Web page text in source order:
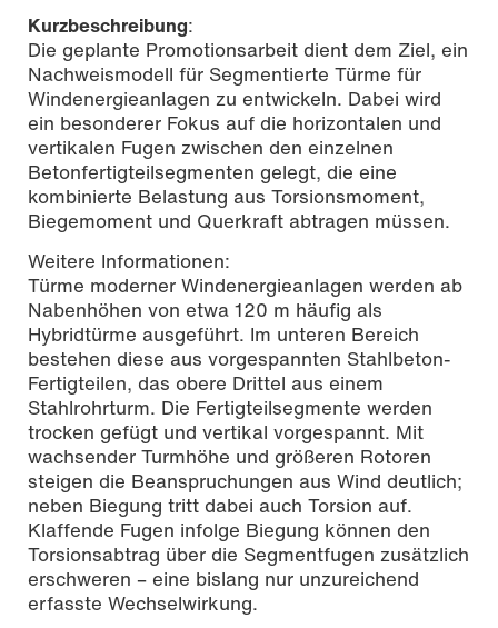
Kurzbeschreibung:
Die geplante Promotionsarbeit dient dem Ziel, ein
Nachweismodell für Segmentierte Türme für
Windenergieanlagen zu entwickeln. Dabei wird
ein besonderer Fokus auf die horizontalen und
vertikalen Fugen zwischen den einzelnen
Betonfertigteilsegmenten gelegt, die eine
kombinierte Belastung aus Torsionsmoment,
Biegemoment und Querkraft abtragen müssen.
Weitere Informationen:
Türme moderner Windenergieanlagen werden ab
Nabenhöhen von etwa 120 m häufig als
Hybridtürme ausgeführt. Im unteren Bereich
bestehen diese aus vorgespannten Stahlbeton-
Fertigteilen, das obere Drittel aus einem
Stahlrohrturm. Die Fertigteilsegmente werden
trocken gefügt und vertikal vorgespannt. Mit
wachsender Turmhöhe und größeren Rotoren
steigen die Beanspruchungen aus Wind deutlich;
neben Biegung tritt dabei auch Torsion auf.
Klaffende Fugen infolge Biegung können den
Torsionsabtrag über die Segmentfugen zusätzlich
erschweren – eine bislang nur unzureichend
erfasste Wechselwirkung.